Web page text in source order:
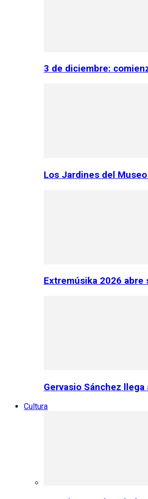
3 de diciembre:
Los Jardines del
Extremúsika 2026
Gervasio Sánchez
Cultura